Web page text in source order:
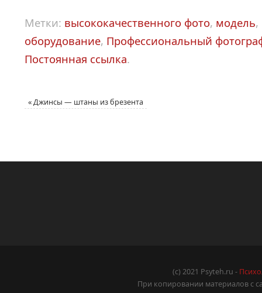
Метки: высококачественного фото, модель,
оборудование, Профессиональный
Постоянная ссылка.
«Джинсы — штаны из брезента
(c) 2021 Psyteh.ru -
При копировании материалов с